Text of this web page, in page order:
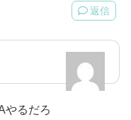
返信
やるだろ